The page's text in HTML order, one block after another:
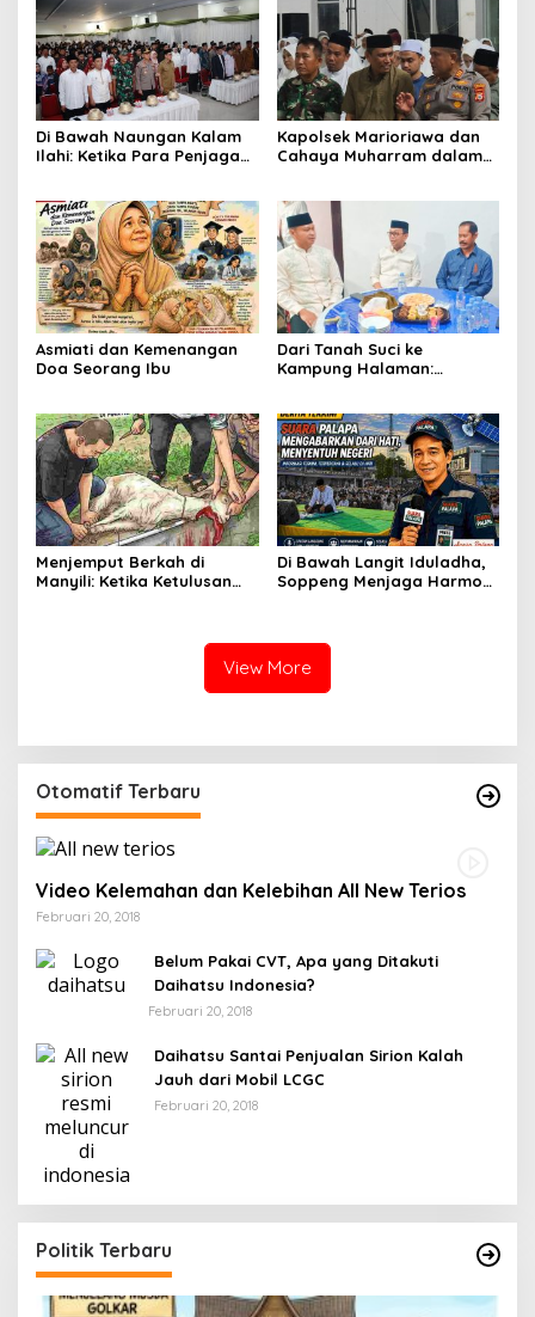
Di Bawah Naungan Kalam
Ilahi: Ketika Para Penjaga
Kapolsek Marioriawa dan
Cahaya Muharram dalam
Asmiati dan Kemenangan
Doa Seorang Ibu
Dari Tanah Suci ke
Kampung Halaman:
Silaturahmi, Menguatkan
Kebersamaan di Bumi
Latemmamala
Menjemput Berkah di
Manyili: Ketika Ketulusan
Di Bawah Langit Iduladha,
Soppeng Menjaga Harmoni
View More
Otomatif Terbaru
Video Kelemahan dan Kelebihan All New Terios
Februari 20, 2018
Belum Pakai CVT, Apa yang Ditakuti
Daihatsu Indonesia?
Februari 20, 2018
Daihatsu Santai Penjualan Sirion Kalah
Jauh dari Mobil LCGC
Februari 20, 2018
Politik Terbaru